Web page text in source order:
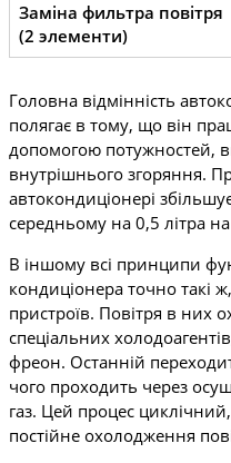
Заміна фильтра повітря
(2 элементи)
Головна відмінність
полягає в тому, що він
допомогою потужностей,
внутрішнього згоряння.
автокондиціонері
середньому на 0,5 літра
В іншому всі принципи
кондиціонера точно такі
пристроїв. Повітря в них
спеціальних
фреон. Останній
чого проходить через
газ. Цей процес
постійне охолодження